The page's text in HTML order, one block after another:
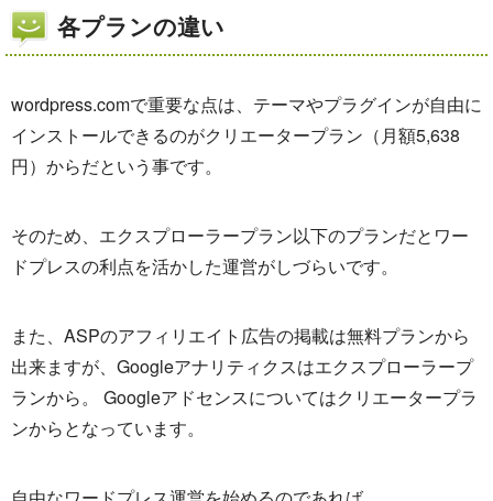
各プランの違い
wordpress.comで重要な点は、テーマやプラグインが自由に
インストールできるのがクリエータープラン（月額5,638
円）からだという事です。
そのため、エクスプローラープラン以下のプランだとワー
ドプレスの利点を活かした運営がしづらいです。
また、ASPのアフィリエイト広告の掲載は無料プランから
出来ますが、Googleアナリティクスはエクスプローラープ
ランから。 Googleアドセンスについてはクリエータープラ
ンからとなっています。